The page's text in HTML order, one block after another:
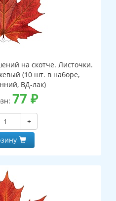
на скотче. Листочки.
(10 шт. в наборе,
ВД-лак)
77 ₽
+